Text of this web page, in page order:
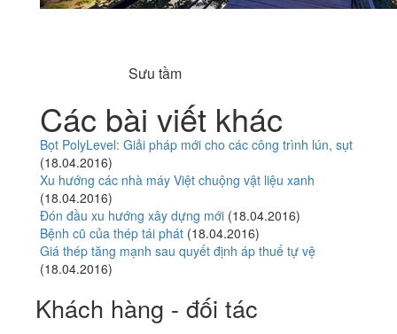
Sưu tầm
Các bài viết khác
Bọt PolyLevel: Giải pháp mới cho các công trình lún, sụt
(18.04.2016)
Xu hướng các nhà máy Việt chuộng vật liệu xanh
(18.04.2016)
Đón đầu xu hướng xây dựng mới (18.04.2016)
Bệnh cũ của thép tái phát (18.04.2016)
Giá thép tăng mạnh sau quyết định áp thuế tự vệ
(18.04.2016)
Khách hàng - đối tác